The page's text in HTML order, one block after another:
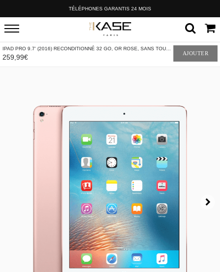
TÉLÉPHONES GARANTIS 24 MOIS
259,99€ AJOUTER